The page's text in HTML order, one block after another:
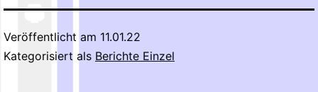
Veröffentlicht am 11.01.22
Kategorisiert als Berichte Einzel